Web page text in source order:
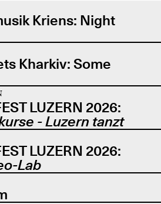
Kriens: Night
Kharkiv: Some
LUZERN 2026:
- Luzern tanzt
LUZERN 2026:
Lab